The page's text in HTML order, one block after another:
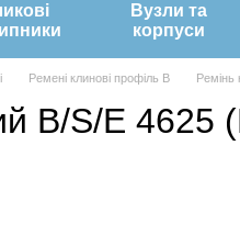
Вузли та
корпуси
Ремені клинові профіль B Ремінь
B/S/E